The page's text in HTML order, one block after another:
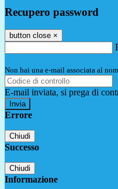
Recupero password
button close ×
Non hai una e-mail associata al
E-mail inviata, si prega di
Errore
Chiudi
Successo
Chiudi
Informazione